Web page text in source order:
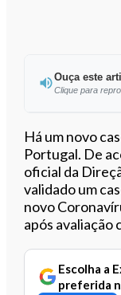
Ouça este
Clique para
Há um novo
Portugal. De
oficial da
validado um
novo
após avaliação
Escolha a
preferida